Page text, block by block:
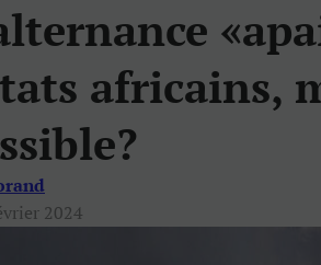
africains,
2024